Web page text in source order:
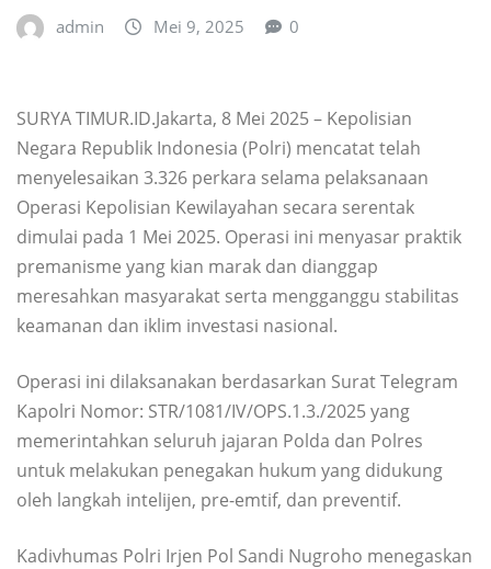
admin Mei 9, 2025 0
SURYA TIMUR.ID.Jakarta, 8 Mei 2025 – Kepolisian
Negara Republik Indonesia (Polri) mencatat telah
menyelesaikan 3.326 perkara selama pelaksanaan
Operasi Kepolisian Kewilayahan secara serentak
dimulai pada 1 Mei 2025. Operasi ini menyasar praktik
premanisme yang kian marak dan dianggap
meresahkan masyarakat serta mengganggu stabilitas
keamanan dan iklim investasi nasional.
Operasi ini dilaksanakan berdasarkan Surat Telegram
Kapolri Nomor: STR/1081/IV/OPS.1.3./2025 yang
memerintahkan seluruh jajaran Polda dan Polres
untuk melakukan penegakan hukum yang didukung
oleh langkah intelijen, pre-emtif, dan preventif.
Kadivhumas Polri Irjen Pol Sandi Nugroho menegaskan